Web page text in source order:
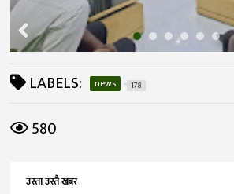
LABELS: news 178
580
उस्ता उस्तै खबर